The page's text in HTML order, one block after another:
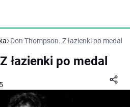
Don Thompson. Z łazienki po medal
łazienki po medal